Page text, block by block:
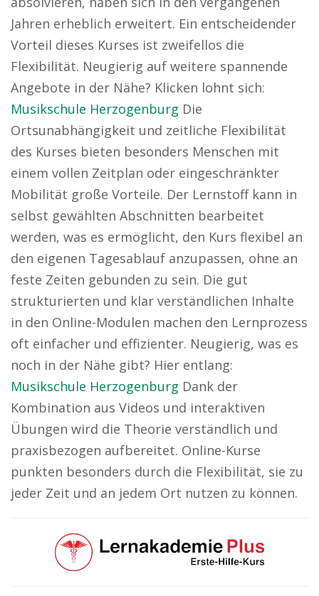
Jahren erheblich erweitert. Ein entscheidender
Vorteil dieses Kurses ist zweifellos die
Flexibilität. Neugierig auf weitere spannende
Angebote in der Nähe? Klicken lohnt sich:
Musikschule Herzogenburg Die
Ortsunabhängigkeit und zeitliche Flexibilität
des Kurses bieten besonders Menschen mit
einem vollen Zeitplan oder eingeschränkter
Mobilität große Vorteile. Der Lernstoff kann in
selbst gewählten Abschnitten bearbeitet
werden, was es ermöglicht, den Kurs flexibel an
den eigenen Tagesablauf anzupassen, ohne an
feste Zeiten gebunden zu sein. Die gut
strukturierten und klar verständlichen Inhalte
in den Online-Modulen machen den Lernprozess
oft einfacher und effizienter. Neugierig, was es
noch in der Nähe gibt? Hier entlang:
Musikschule Herzogenburg Dank der
Kombination aus Videos und interaktiven
Übungen wird die Theorie verständlich und
praxisbezogen aufbereitet. Online-Kurse
punkten besonders durch die Flexibilität, sie zu
jeder Zeit und an jedem Ort nutzen zu können.